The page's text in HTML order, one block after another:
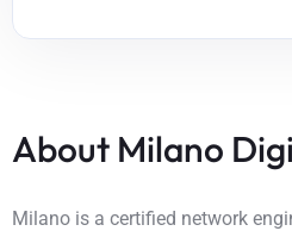
About Milano
Milano is a certified network